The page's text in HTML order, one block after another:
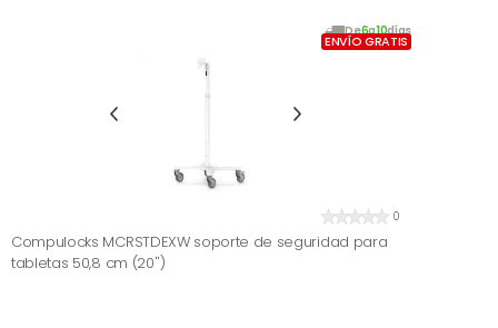
De6a10días
ENVÍO GRATIS
0
Compulocks MCRSTDEXW soporte de seguridad para
tabletas 50,8 cm (20'')